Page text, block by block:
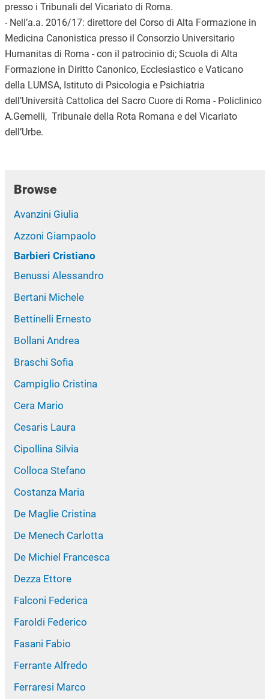
presso i Tribunali del Vicariato di Roma.
- Nell’a.a. 2016/17: direttore del Corso di Alta Formazione in
Medicina Canonistica presso il Consorzio Universitario
Humanitas di Roma - con il patrocinio di; Scuola di Alta
Formazione in Diritto Canonico, Ecclesiastico e Vaticano
della LUMSA, Istituto di Psicologia e Psichiatria
dell’Università Cattolica del Sacro Cuore di Roma - Policlinico
A.Gemelli, Tribunale della Rota Romana e del Vicariato
dell’Urbe.
Browse
Avanzini Giulia
Azzoni Giampaolo
Barbieri Cristiano
Benussi Alessandro
Bertani Michele
Bettinelli Ernesto
Bollani Andrea
Braschi Sofia
Campiglio Cristina
Cera Mario
Cesaris Laura
Cipollina Silvia
Colloca Stefano
Costanza Maria
De Maglie Cristina
De Menech Carlotta
De Michiel Francesca
Dezza Ettore
Falconi Federica
Faroldi Federico
Fasani Fabio
Ferrante Alfredo
Ferraresi Marco